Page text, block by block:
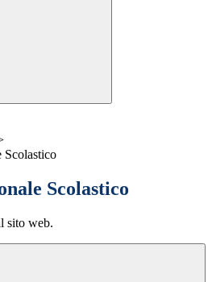
Scolastico
Scolastico
sito web.